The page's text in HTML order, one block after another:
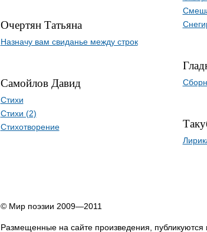
Очертян Татьяна
Назначу вам свиданье между строк
Самойлов Давид
Стихи
Стихи (2)
Стихотворение
© Мир поэзии 2009—2011
Размещенные на сайте произведения, публикуются